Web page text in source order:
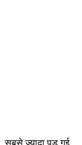
सबसे ज्यादा पड़ गई